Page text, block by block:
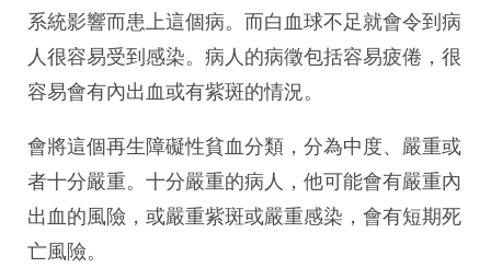
系統影響而患上這個病。而白血球不足就會令到病
人很容易受到感染。病人的病徵包括容易疲倦，很
容易會有內出血或有紫斑的情況。
會將這個再生障礙性貧血分類，分為中度、嚴重或
者十分嚴重。十分嚴重的病人，他可能會有嚴重內
出血的風險，或嚴重紫斑或嚴重感染，會有短期死
亡風險。